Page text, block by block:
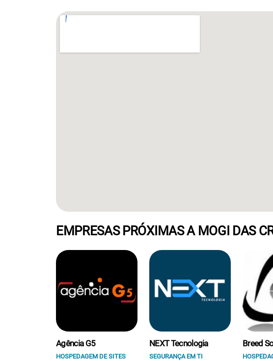
EMPRESAS PRÓXIMAS A MOGI DAS
Agência G5
HOSPEDAGEM DE SITES
NEXT Tecnologia
SEGURANÇA EM TI
Breed